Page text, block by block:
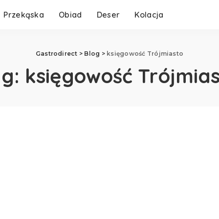
Przekąska Obiad Deser Kolacja
Gastrodirect > Blog > księgowość Trójmiasto
księgowość